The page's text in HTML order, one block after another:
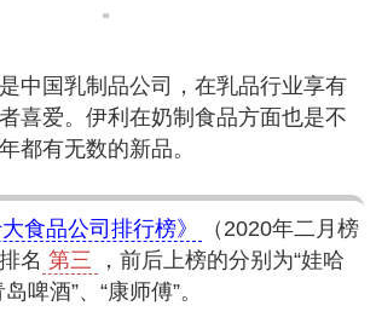
中国乳制品公司，在乳品行业享有
喜爱。伊利在奶制食品方面也是不
都有无数的新品。
大食品公司排行榜》
（2020年二月榜
名 第三
，前后上榜的分别为“娃哈
啤酒”、“康师傅”。